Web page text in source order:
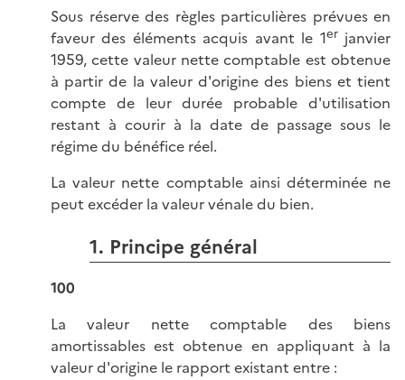
Sous réserve des règles particulières prévues en
faveur des éléments acquis avant le 1erjanvier
1959, cette valeur nette comptable est obtenue
à partir de la valeur d'origine des biens et tient
compte de leur durée probable d'utilisation
restant à courir à la date de passage sous le
régime du bénéfice réel.
La valeur nette comptable ainsi déterminée ne
peut excéder la valeur vénale du bien.
1. Principe général
100
La valeur nette comptable des biens
amortissables est obtenue en appliquant à la
valeur d'origine le rapport existant entre :